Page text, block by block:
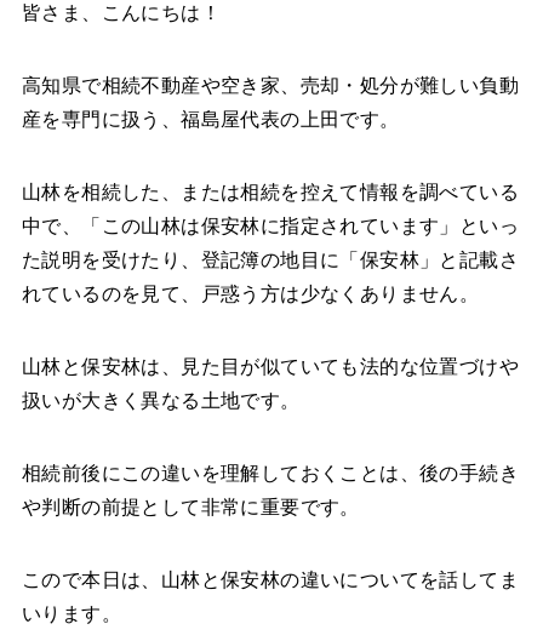
皆さま、こんにちは！
高知県で相続不動産や空き家、売却・処分が難しい負動
産を専門に扱う、福島屋代表の上田です。
山林を相続した、または相続を控えて情報を調べている
中で、「この山林は保安林に指定されています」といっ
た説明を受けたり、登記簿の地目に「保安林」と記載さ
れているのを見て、戸惑う方は少なくありません。
山林と保安林は、見た目が似ていても法的な位置づけや
扱いが大きく異なる土地です。
相続前後にこの違いを理解しておくことは、後の手続き
や判断の前提として非常に重要です。
こので本日は、山林と保安林の違いについてを話してま
いります。